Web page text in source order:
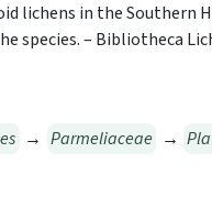
lichens in the Southern
– Bibliotheca
→ Parmeliaceae →